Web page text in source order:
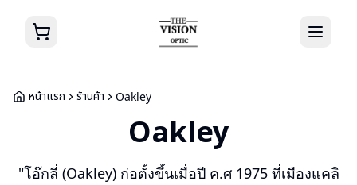
หน้าแรก ร้านค้า Oakley
Oakley
"โอ๊กลี่ (Oakley) ก่อตั้งขึ้นเมื่อปี ค.ศ 1975 ที่เมืองแคลิ